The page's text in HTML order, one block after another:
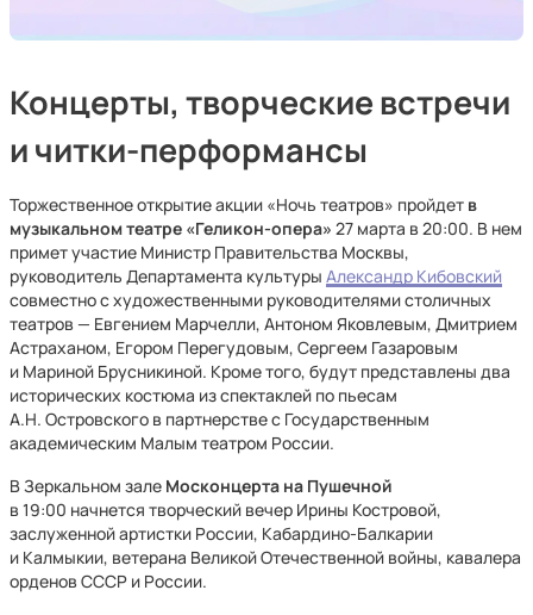
Концерты, творческие встречи
и читки-перформансы
Торжественное открытие акции «Ночь театров» пройдет в
музыкальном театре «Геликон-опера» 27 марта в 20:00. В нем
примет участие Министр Правительства Москвы,
руководитель Департамента культуры Александр Кибовский
совместно с художественными руководителями столичных
театров — Евгением Марчелли, Антоном Яковлевым, Дмитрием
Астраханом, Егором Перегудовым, Сергеем Газаровым
и Мариной Брусникиной. Кроме того, будут представлены два
исторических костюма из спектаклей по пьесам
А.Н. Островского в партнерстве с Государственным
академическим Малым театром России.
В Зеркальном зале Москонцерта на Пушечной
в 19:00 начнется творческий вечер Ирины Костровой,
заслуженной артистки России, Кабардино-Балкарии
и Калмыкии, ветерана Великой Отечественной войны, кавалера
орденов СССР и России.